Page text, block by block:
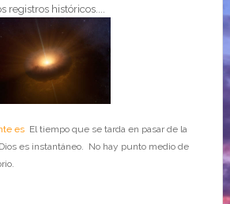
registros históricos....
esEl tiempo que se tarda en pasar de la
es instantáneo. No hay punto medio de